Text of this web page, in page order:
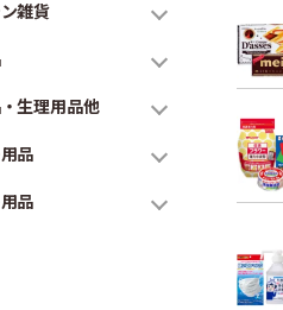
雑貨
生理用品他
品
品